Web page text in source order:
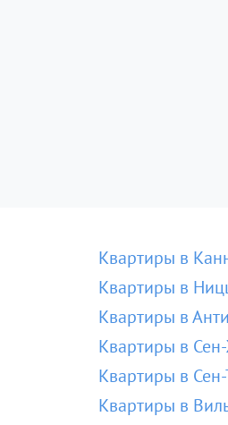
Квартиры в
Квартиры в
Квартиры в
Квартиры в
Квартиры в
Квартиры в